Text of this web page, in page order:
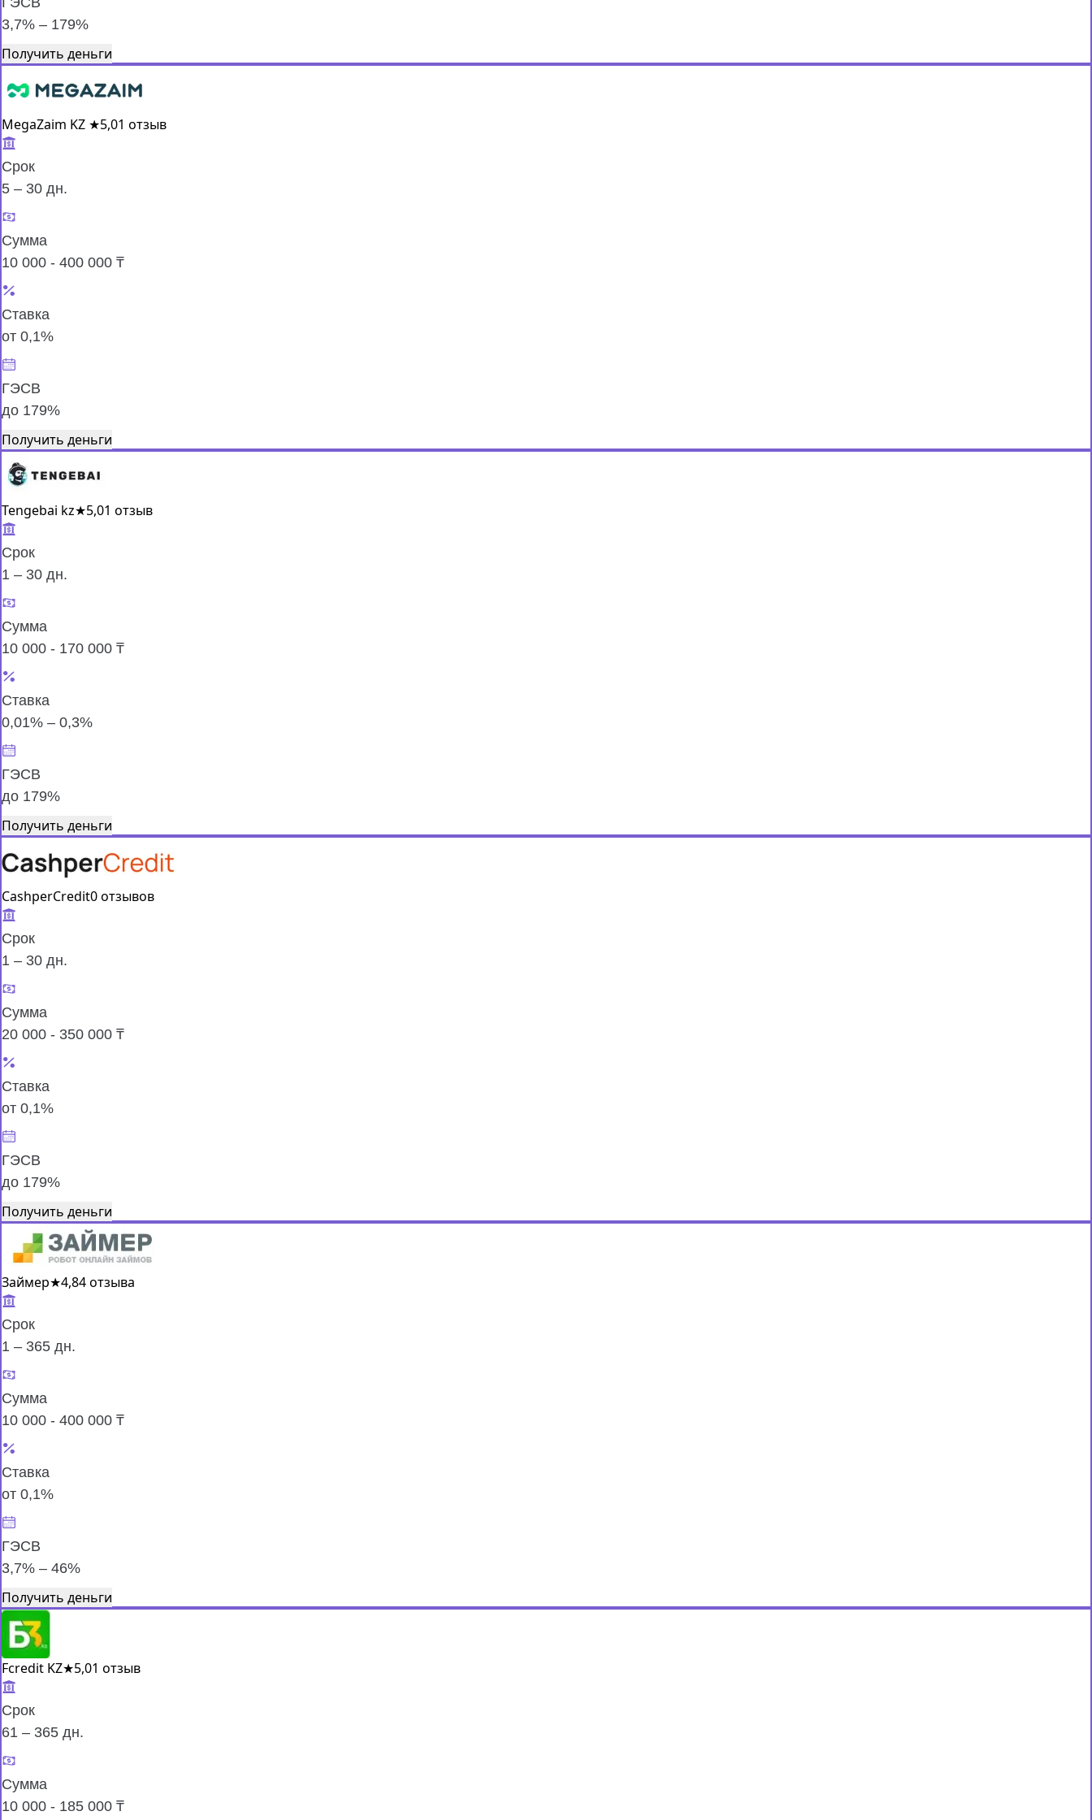
3,7% – 179%
Получить деньги
MegaZaim KZ ★5,01 отзыв
Срок
5 – 30 дн.
Сумма
10 000 - 400 000 ₸
Ставка
от 0,1%
ГЭСВ
до 179%
Получить деньги
Tengebai kz★5,01 отзыв
Срок
1 – 30 дн.
Сумма
10 000 - 170 000 ₸
Ставка
0,01% – 0,3%
ГЭСВ
до 179%
Получить деньги
CashperCredit0 отзывов
Срок
1 – 30 дн.
Сумма
20 000 - 350 000 ₸
Ставка
от 0,1%
ГЭСВ
до 179%
Получить деньги
Займер★4,84 отзыва
Срок
1 – 365 дн.
Сумма
10 000 - 400 000 ₸
Ставка
от 0,1%
ГЭСВ
3,7% – 46%
Получить деньги
Fcredit KZ★5,01 отзыв
Срок
61 – 365 дн.
Сумма
10 000 - 185 000 ₸